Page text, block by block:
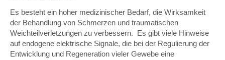
Es besteht ein hoher medizinischer Bedarf, die Wirksamkeit
der Behandlung von Schmerzen und traumatischen
Weichteilverletzungen zu verbessern. Es gibt viele Hinweise
auf endogene elektrische Signale, die bei der Regulierung der
Entwicklung und Regeneration vieler Gewebe eine